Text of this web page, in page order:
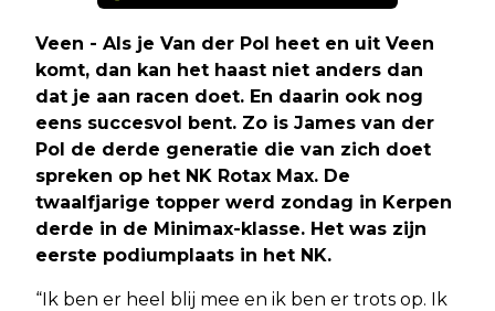
Veen - Als je Van der Pol heet en uit Veen
komt, dan kan het haast niet anders dan
dat je aan racen doet. En daarin ook nog
eens succesvol bent. Zo is James van der
Pol de derde generatie die van zich doet
spreken op het NK Rotax Max. De
twaalfjarige topper werd zondag in Kerpen
derde in de Minimax-klasse. Het was zijn
eerste podiumplaats in het NK.
“Ik ben er heel blij mee en ik ben er trots op. Ik